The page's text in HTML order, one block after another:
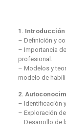
1.
– Definición y
– Importancia
profesional.
– Modelos y
modelo de
2.
– Identificación
– Exploración
– Desarrollo de